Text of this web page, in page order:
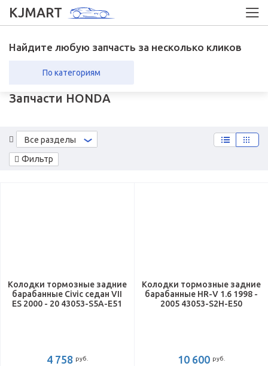
KJMART
Найдите любую запчасть за несколько кликов
По категориям
Запчасти HONDA
Фильтр
Все разделы
Колодки тормозные задние
барабанные Civic седан VII
ES 2000 - 20 43053-S5A-E51
4 758 руб.
Колодки тормозные задние
барабанные HR-V 1.6 1998 -
2005 43053-S2H-E50
10 600 руб.